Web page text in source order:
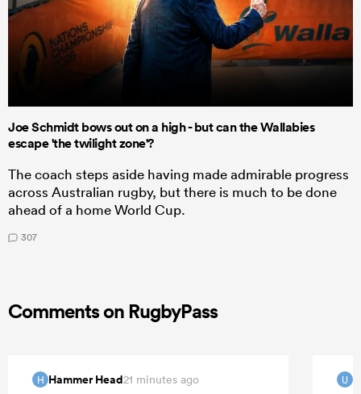
Joe Schmidt bows out on a high - but can the Wallabies
escape 'the twilight zone'?
The coach steps aside having made admirable progress
across Australian rugby, but there is much to be done
ahead of a home World Cup.
307
Comments on RugbyPass
H Hammer Head21 minutes ago U